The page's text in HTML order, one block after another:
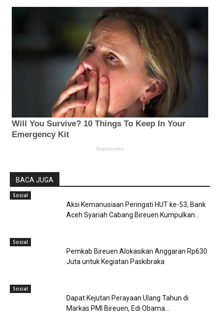
BACA JUGA
Sosial
Aksi Kemanusiaan Peringati HUT ke-53, Bank
Aceh Syariah Cabang Bireuen Kumpulkan...
Sosial
Pemkab Bireuen Alokasikan Anggaran Rp630
Juta untuk Kegiatan Paskibraka
Sosial
Dapat Kejutan Perayaan Ulang Tahun di
Markas PMI Bireuen, Edi Obama...